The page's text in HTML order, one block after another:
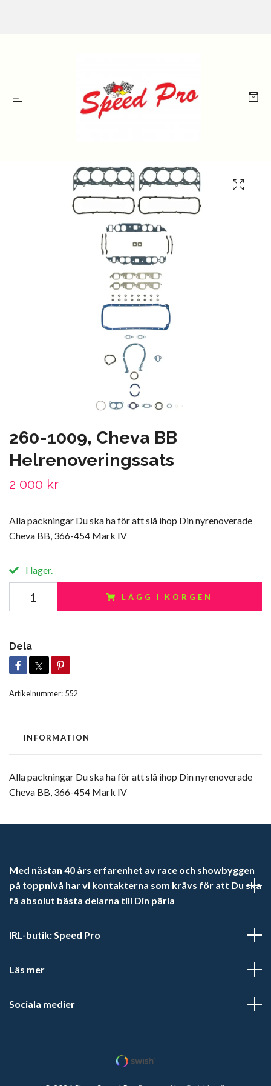
260-1009, Cheva BB
Helrenoveringssats
2 000 kr
Alla packningar Du ska ha för att slå ihop Din nyrenoverade
Cheva BB, 366-454 Mark IV
I lager.
LÄGG I KORGEN
Dela
Artikelnummer: 552
INFORMATION
Alla packningar Du ska ha för att slå ihop Din nyrenoverade
Cheva BB, 366-454 Mark IV
Med nästan 40 års erfarenhet av race och showbyggen
på toppnivå har vi kontakterna som krävs för att Du ska
få absolut bästa delarna till Din pärla
IRL-butik: Speed Pro
Läs mer
Sociala medier